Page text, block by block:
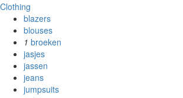
Clothing
blazers
blouses
1 broeken
jasjes
jassen
jeans
jumpsuits